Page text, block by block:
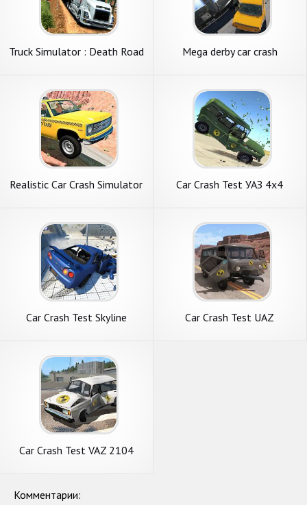
Truck Simulator : Death Road
Mega derby car crash
Realistic Car Crash Simulator Car Crash Test УАЗ 4x4
Car Crash Test Skyline
Car Crash Test UAZ
Car Crash Test VAZ 2104
Комментарии: